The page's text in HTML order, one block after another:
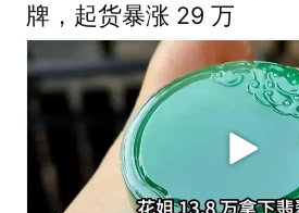
牌，起货暴涨 29 万